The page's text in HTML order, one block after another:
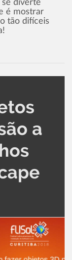
diverte
é mostrar
tão difíceis
a